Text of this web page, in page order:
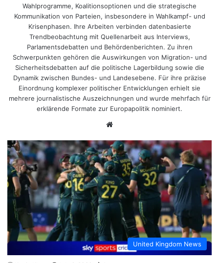
Wahlprogramme, Koalitionsoptionen und die strategische
Kommunikation von Parteien, insbesondere in Wahlkampf- und
Krisenphasen. Ihre Arbeiten verbinden datenbasierte
Trendbeobachtung mit Quellenarbeit aus Interviews,
Parlamentsdebatten und Behördenberichten. Zu ihren
Schwerpunkten gehören die Auswirkungen von Migration- und
Sicherheitsdebatten auf die politische Lagerbildung sowie die
Dynamik zwischen Bundes- und Landesebene. Für ihre präzise
Einordnung komplexer politischer Entwicklungen erhielt sie
mehrere journalistische Auszeichnungen und wurde mehrfach für
erklärende Formate zur Europapolitik nominiert.
United Kingdom News